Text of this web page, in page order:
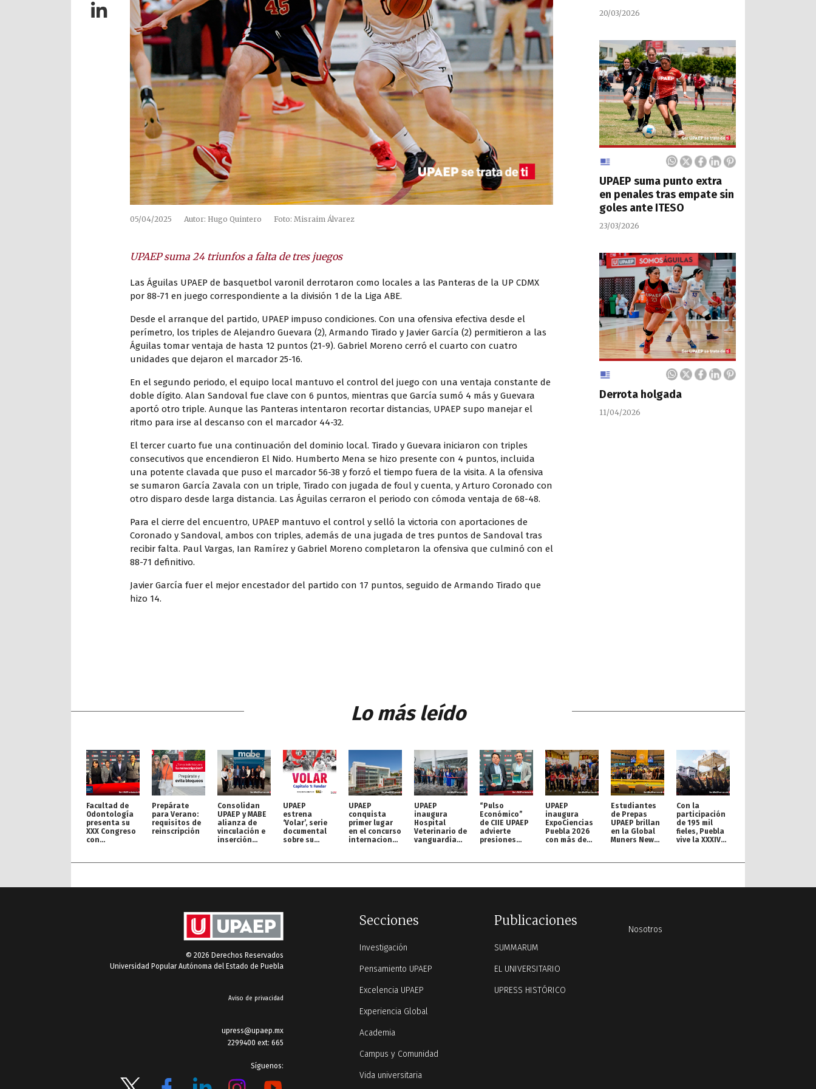
05/04/2025 Autor: Hugo Quintero Foto: Misraim Álvarez
UPAEP suma 24 triunfos a falta de tres juegos
Las Águilas UPAEP de basquetbol varonil derrotaron como locales a las Panteras de la UP CDMX
por 88-71 en juego correspondiente a la división 1 de la Liga ABE.
Desde el arranque del partido, UPAEP impuso condiciones. Con una ofensiva efectiva desde el
perímetro, los triples de Alejandro Guevara (2), Armando Tirado y Javier García (2) permitieron a las
Águilas tomar ventaja de hasta 12 puntos (21-9). Gabriel Moreno cerró el cuarto con cuatro
unidades que dejaron el marcador 25-16.
En el segundo periodo, el equipo local mantuvo el control del juego con una ventaja constante de
doble dígito. Alan Sandoval fue clave con 6 puntos, mientras que García sumó 4 más y Guevara
aportó otro triple. Aunque las Panteras intentaron recortar distancias, UPAEP supo manejar el
ritmo para irse al descanso con el marcador 44-32.
El tercer cuarto fue una continuación del dominio local. Tirado y Guevara iniciaron con triples
consecutivos que encendieron El Nido. Humberto Mena se hizo presente con 4 puntos, incluida
una potente clavada que puso el marcador 56-38 y forzó el tiempo fuera de la visita. A la ofensiva
se sumaron García Zavala con un triple, Tirado con jugada de foul y cuenta, y Arturo Coronado con
otro disparo desde larga distancia. Las Águilas cerraron el periodo con cómoda ventaja de 68-48.
Para el cierre del encuentro, UPAEP mantuvo el control y selló la victoria con aportaciones de
Coronado y Sandoval, ambos con triples, además de una jugada de tres puntos de Sandoval tras
recibir falta. Paul Vargas, Ian Ramírez y Gabriel Moreno completaron la ofensiva que culminó con el
88-71 definitivo.
Javier García fuer el mejor encestador del partido con 17 puntos, seguido de Armando Tirado que
hizo 14.
20/03/2026
UPAEP suma punto extra
en penales tras empate sin
goles ante ITESO
23/03/2026
Derrota holgada
11/04/2026
Lo más leído
Facultad de
Odontología
presenta su
XXX Congreso
con
Prepárate
para Verano:
requisitos de
reinscripción
Consolidan
UPAEP y MABE
alianza de
vinculación e
inserción
UPAEP
estrena
‘Volar’, serie
documental
sobre su
UPAEP
conquista
primer lugar
en el concurso
internacional
UPAEP
inaugura
Hospital
Veterinario de
vanguardia
“Pulso
Económico”
de CIIE UPAEP
advierte
presiones
México
UPAEP
inaugura
ExpoCiencias
Puebla 2026
con más de
Estudiantes
de Prepas
UPAEP brillan
en la Global
Muners New
Con la
participación
de 195 mil
fieles, Puebla
vive la XXXIV
© 2026 Derechos Reservados
Universidad Popular Autónoma del Estado de Puebla
Aviso de privacidad
upress@upaep.mx
2299400 ext: 665
Síguenos:
Secciones
Investigación
Pensamiento UPAEP
Excelencia UPAEP
Experiencia Global
Academia
Campus y Comunidad
Vida universitaria
Publicaciones
SUMMARUM
EL UNIVERSITARIO
UPRESS HISTÓRICO
Nosotros